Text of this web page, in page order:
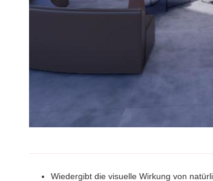
Wiedergibt die visuelle Wirkung von